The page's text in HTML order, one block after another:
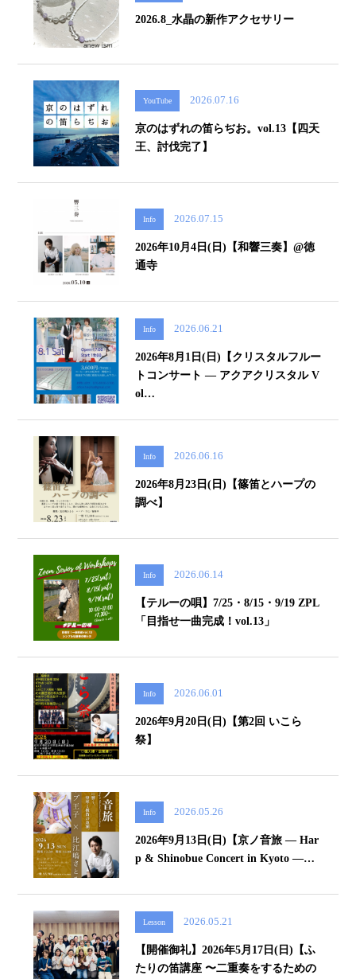
2026.8_水晶の新作アクセサリー
YouTube 2026.07.16
京のはずれの笛らぢお。vol.13【四天
王、討伐完了】
Info 2026.07.15
2026年10月4日(日)【和響三奏】@徳
通寺
Info 2026.06.21
2026年8月1日(日)【クリスタルフルー
トコンサート ― アクアクリスタル V
ol…
Info 2026.06.16
2026年8月23日(日)【篠笛とハープの
調べ】
Info 2026.06.14
【テルーの唄】7/25・8/15・9/19 ZPL
「目指せ一曲完成！vol.13」
Info 2026.06.01
2026年9月20日(日)【第2回 いこら
祭】
Info 2026.05.26
2026年9月13日(日)【京ノ音旅 — Har
p & Shinobue Concert in Kyoto —…
Lesson 2026.05.21
【開催御礼】2026年5月17日(日)【ふ
たりの笛講座 〜二重奏をするための